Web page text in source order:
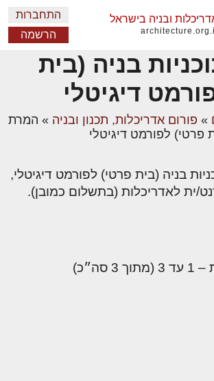
ובניה בישראל
התחברות
הרשמה
בניה (בית
דיגיטלי
» פורום אדריכלות, תכנון ובניה » המרת
פרטי) לפורמט דיגיטלי
בניה (בית פרטי) לפורמט דיגיטלי,
ית לאדריכלות (בתשלום כמובן).